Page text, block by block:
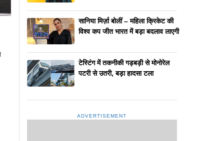
सानिया मिर्ज़ा बोलीं – महिला क्रिकेट की
विश्व कप जीत भारत में बड़ा बदलाव लाएगी
टेस्टिंग में तकनीकी गड़बड़ी से मोनोरेल
पटरी से उतरी, बड़ा हादसा टला
ADVERTISEMENT